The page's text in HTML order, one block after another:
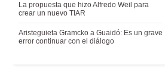
La propuesta que hizo Alfredo Weil para
crear un nuevo TIAR
Aristeguieta Gramcko a Guaidó: Es un grave
error continuar con el diálogo